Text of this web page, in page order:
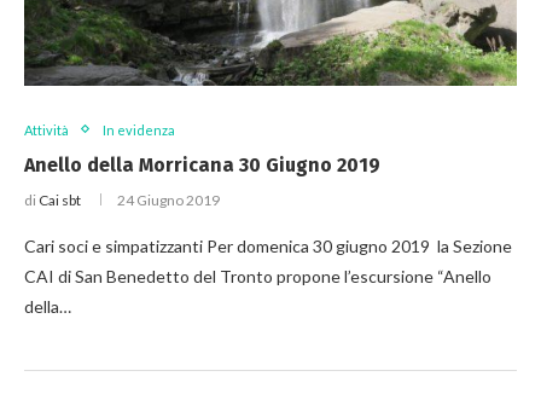
Attività In evidenza
Anello della Morricana 30 Giugno 2019
di Cai sbt 24 Giugno 2019
Cari soci e simpatizzanti Per domenica 30 giugno 2019 la Sezione
CAI di San Benedetto del Tronto propone l’escursione “Anello
della…